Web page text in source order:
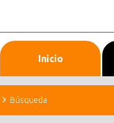
Inicio
Búsqueda